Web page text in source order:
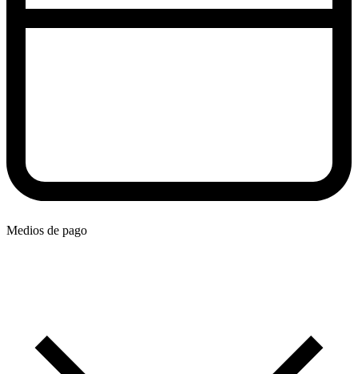
Medios de pago